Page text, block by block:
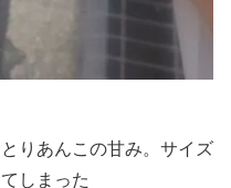
りあんこの甘み。サイズ
しまった